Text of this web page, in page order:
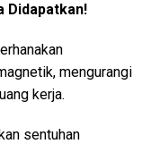
Didapatkan!
mengurangi
kerja.
sentuhan